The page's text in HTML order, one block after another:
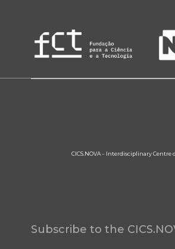
CICS.NOVA – Interdisciplinary Centre
Subscribe to the